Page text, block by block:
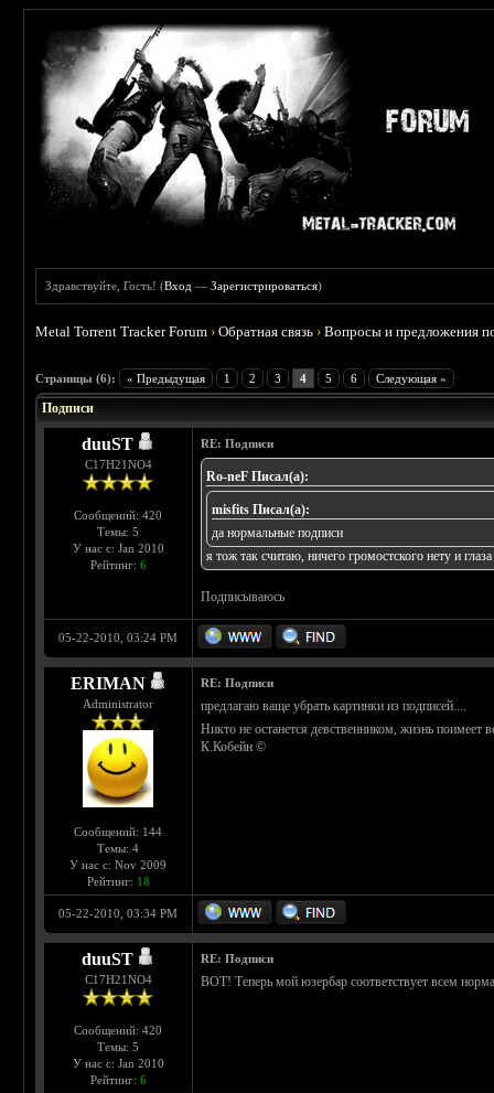
Здравствуйте, Гость! (Вход —Зарегистрироваться)
Metal Torrent Tracker Forum ›Обратная связь ›Вопросы и предложения
Страницы (6): « Предыдущая 1 2 3 4 5 6 Следующая »
Подписи
duuST
С17H21NO4
Сообщений: 420
Темы: 5
У нас с: Jan 2010
Рейтинг: 6
RE: Подписи
Ro-neF Писал(а):
misfits Писал(а):
да нормальные подписи
я тож так считаю, ничего громостского нету и
Подписываюсь
05-22-2010, 03:24 PM
ERIMAN
Administrator
Сообщений: 144
Темы: 4
У нас с: Nov 2009
Рейтинг: 18
RE: Подписи
предлагаю ваще убрать картинки из подписей....
Никто не останется девственником, жизнь поимеет
К.Кобейн ©
05-22-2010, 03:34 PM
duuST
С17H21NO4
Сообщений: 420
Темы: 5
У нас с: Jan 2010
Рейтинг: 6
RE: Подписи
ВОТ! Теперь мой юзербар соответствует всем